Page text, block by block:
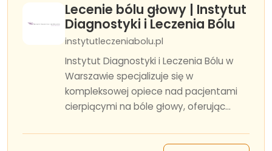
Lecenie bólu głowy | Instytut
Diagnostyki i Leczenia Bólu
instytutleczeniabolu.pl
Instytut Diagnostyki i Leczenia Bólu w
Warszawie specjalizuje się w
kompleksowej opiece nad pacjentami
cierpiącymi na bóle głowy, oferując...